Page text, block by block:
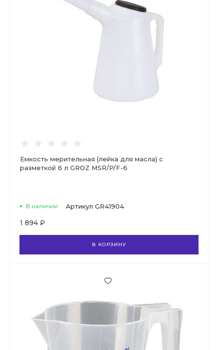
Емкость мерительная (лейка для масла) с
разметкой 6 л GROZ MSR/P/F-6
В наличии Артикул GR41904
1 894 ₽
В КОРЗИНУ